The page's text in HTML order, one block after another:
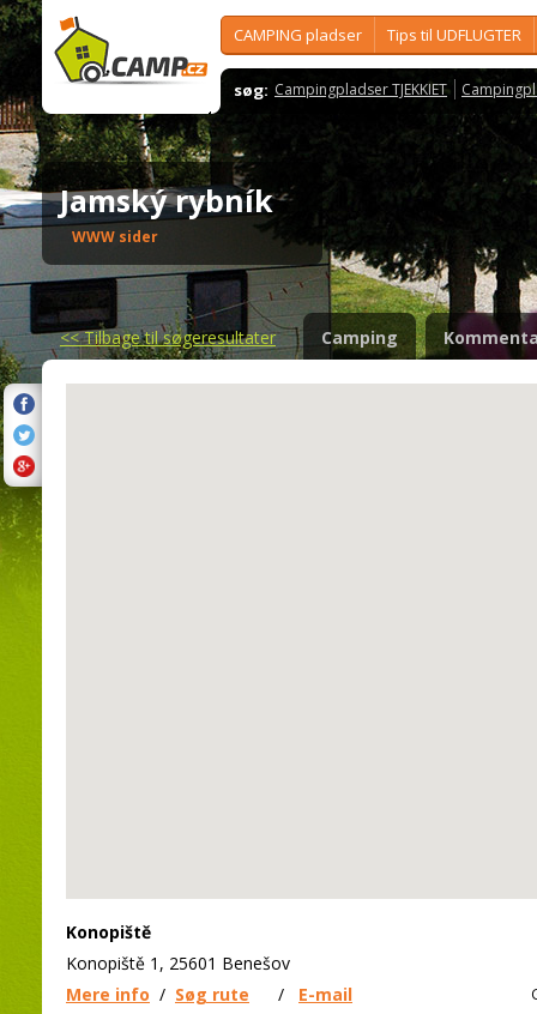
CAMPING pladser Tips til UDFLUGTER
søg: Campingpladser TJEKKIET
Jamský rybník
WWW sider
<<Tilbage til søgeresultater Camping
Konopiště
Konopiště 1, 25601 Benešov
Mere info / Søg rute / E-mail